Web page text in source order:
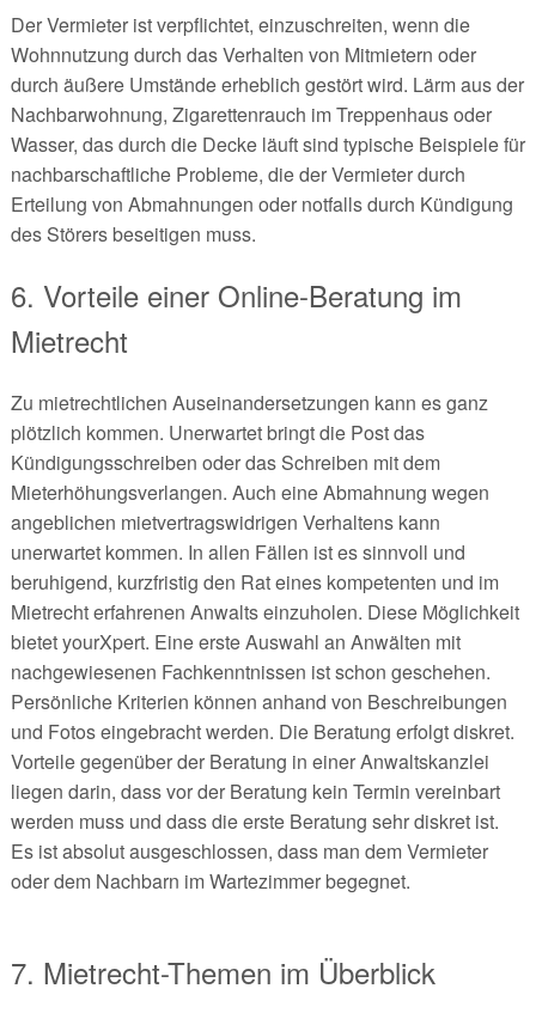
Der Vermieter ist verpflichtet, einzuschreiten, wenn die
Wohnnutzung durch das Verhalten von Mitmietern oder
durch äußere Umstände erheblich gestört wird. Lärm aus der
Nachbarwohnung, Zigarettenrauch im Treppenhaus oder
Wasser, das durch die Decke läuft sind typische Beispiele für
nachbarschaftliche Probleme, die der Vermieter durch
Erteilung von Abmahnungen oder notfalls durch Kündigung
des Störers beseitigen muss.
6. Vorteile einer Online-Beratung im
Mietrecht
Zu mietrechtlichen Auseinandersetzungen kann es ganz
plötzlich kommen. Unerwartet bringt die Post das
Kündigungsschreiben oder das Schreiben mit dem
Mieterhöhungsverlangen. Auch eine Abmahnung wegen
angeblichen mietvertragswidrigen Verhaltens kann
unerwartet kommen. In allen Fällen ist es sinnvoll und
beruhigend, kurzfristig den Rat eines kompetenten und im
Mietrecht erfahrenen Anwalts einzuholen. Diese Möglichkeit
bietet yourXpert. Eine erste Auswahl an Anwälten mit
nachgewiesenen Fachkenntnissen ist schon geschehen.
Persönliche Kriterien können anhand von Beschreibungen
und Fotos eingebracht werden. Die Beratung erfolgt diskret.
Vorteile gegenüber der Beratung in einer Anwaltskanzlei
liegen darin, dass vor der Beratung kein Termin vereinbart
werden muss und dass die erste Beratung sehr diskret ist.
Es ist absolut ausgeschlossen, dass man dem Vermieter
oder dem Nachbarn im Wartezimmer begegnet.
7. Mietrecht-Themen im Überblick